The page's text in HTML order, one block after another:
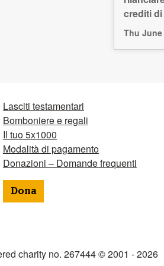
crediti
Thu June
Lasciti testamentari
Bomboniere e regali
Il tuo 5x1000
Modalità di pagamento
Donazioni – Domande frequenti
Dona
charity no. 267444 © 2001 - 2026